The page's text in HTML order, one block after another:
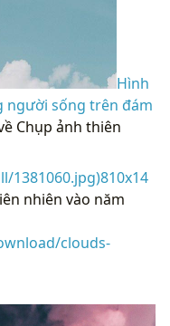
Hình
người sống trên đám
Chụp ảnh thiên
1381060.jpg)810x14
nhiên vào năm
clouds-